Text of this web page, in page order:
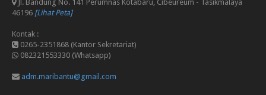
Jl. Bandung No. 141 Perumnas Kotabaru, Cibeureum - Tasikmalaya
46196 [Lihat Peta]
Kontak :
0265-2351868 (Kantor Sekretariat)
082321553330 (Whatsapp)
adm.maribantu@gmail.com